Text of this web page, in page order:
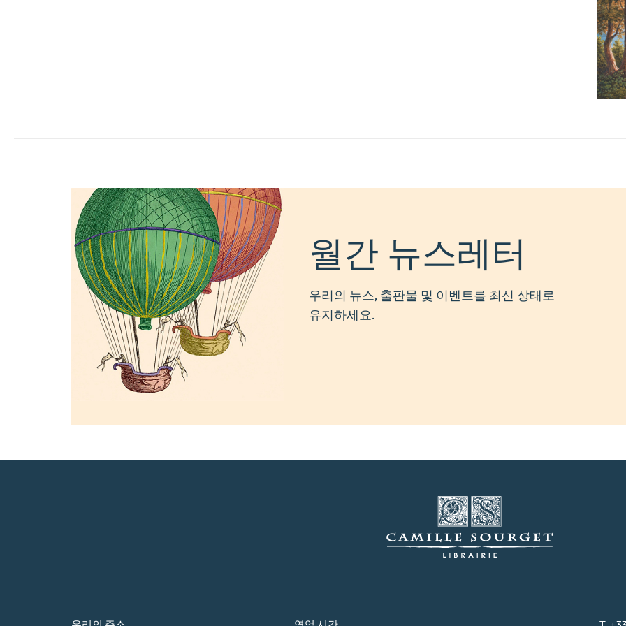
월간 뉴스레터
우리의 뉴스, 출판물 및 이벤트를 최신 상태로
유지하세요.